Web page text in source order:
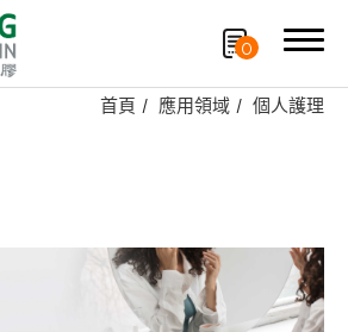
0
首頁 應用領域 個人護理